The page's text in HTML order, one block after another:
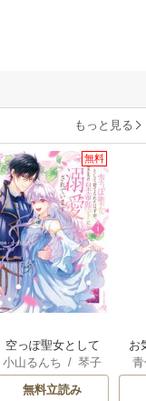
もっと見る
無料
空っぽ聖女として
捨てられたはず
が、嫁ぎ先の皇帝
小山るんち /琴子
無料立読み
お